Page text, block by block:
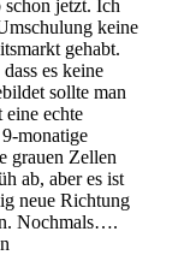
schon jetzt. Ich
keine
gehabt.
es keine
sollte man
echte
monatige
grauen Zellen
ab, aber es ist
neue Richtung
Nochmals….